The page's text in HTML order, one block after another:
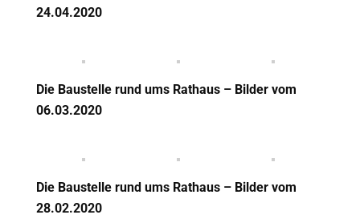
24.04.2020
Die Baustelle rund ums Rathaus – Bilder vom
06.03.2020
Die Baustelle rund ums Rathaus – Bilder vom
28.02.2020